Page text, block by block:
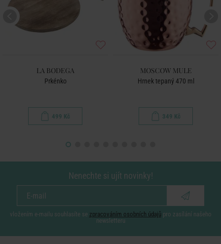
LA BODEGA
Prkénko
499 Kč
MOSCOW MULE
Hrnek tepaný 470 ml
349 Kč
Nenechte si ujít novinky!
vložením e-mailu souhlasíte se zpracováním osobních údajů pro zasílání našeho
newsletteru